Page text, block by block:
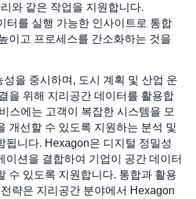
와 같은 작업을 지원합니다.
터를 실행 가능한 인사이트로 통합
이고 프로세스를 간소화하는 것을
을 중시하며, 도시 계획 및 산업 운
을 위해 지리공간 데이터를 활용합
스에는 고객이 복잡한 시스템을 모
개선할 수 있도록 지원하는 분석 및
됩니다. Hexagon은 디지털 정밀성
이션을 결합하여 기업이 공간 데이터
수 있도록 지원합니다. 통합과 활용
략은 지리공간 분야에서 Hexagon